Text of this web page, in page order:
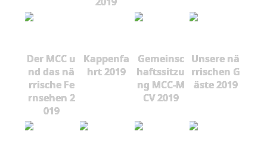
Der MCC u
nd das nä
rrische Fe
rnsehen 2
019
Kappenfa
hrt 2019
Gemeinsc
haftssitzu
ng MCC-M
CV 2019
Unsere nä
rrischen G
äste 2019